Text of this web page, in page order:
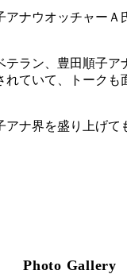
アナウオッチャーＡ
テラン、豊田順子
れていて、トークも
アナ界を盛り上げて
Photo Gallery